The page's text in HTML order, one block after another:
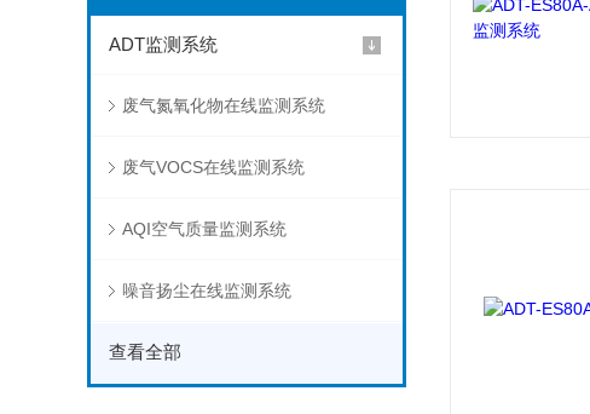
ADT监测系统
废气氮氧化物在线监测系统
废气VOCS在线监测系统
AQI空气质量监测系统
噪音扬尘在线监测系统
查看全部